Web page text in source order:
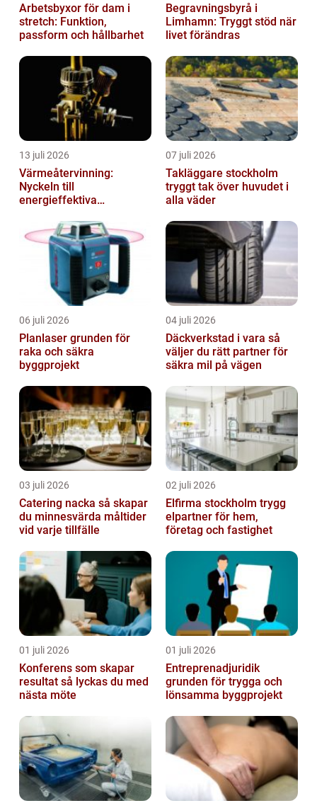
Arbetsbyxor för dam i
stretch: Funktion,
passform och hållbarhet
Begravningsbyrå i
Limhamn: Tryggt stöd när
livet förändras
13 juli 2026
Värmeåtervinning:
Nyckeln till
energieffektiva
07 juli 2026
Takläggare stockholm
tryggt tak över huvudet i
alla väder
06 juli 2026
Planlaser grunden för
raka och säkra
byggprojekt
04 juli 2026
Däckverkstad i vara så
väljer du rätt partner för
säkra mil på vägen
03 juli 2026
Catering nacka så skapar
du minnesvärda måltider
vid varje tillfälle
02 juli 2026
Elfirma stockholm trygg
elpartner för hem,
företag och fastighet
01 juli 2026
Konferens som skapar
resultat så lyckas du med
nästa möte
01 juli 2026
Entreprenadjuridik
grunden för trygga och
lönsamma byggprojekt